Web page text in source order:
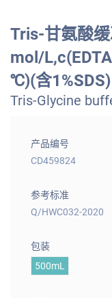
Tris-甘氨酸
mol/
℃)(含1%SDS)
Tris-Glycine
产品编号
CD459824
参考标准
Q/HWC032-2020
包装
500mL